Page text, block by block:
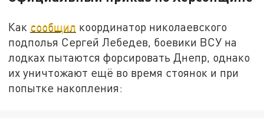
Как сообщил координатор николаевского
подполья Сергей Лебедев, боевики ВСУ на
лодках пытаются форсировать Днепр, однако
их уничтожают ещё во время стоянок и при
попытке накопления: